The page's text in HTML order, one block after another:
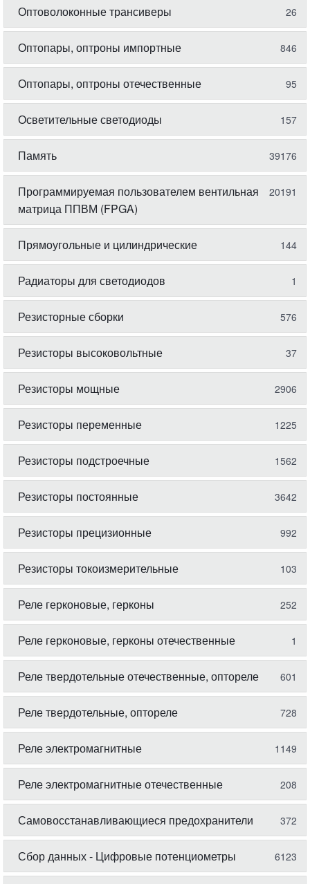
Оптоволоконные трансиверы 26
Оптопары, оптроны импортные 846
Оптопары, оптроны отечественные 95
Осветительные светодиоды 157
Память 39176
Программируемая пользователем вентильная
матрица ППВМ (FPGA)
20191
Прямоугольные и цилиндрические 144
Радиаторы для светодиодов 1
Резисторные сборки 576
Резисторы высоковольтные 37
Резисторы мощные 2906
Резисторы переменные 1225
Резисторы подстроечные 1562
Резисторы постоянные 3642
Резисторы прецизионные 992
Резисторы токоизмерительные 103
Реле герконовые, герконы 252
Реле герконовые, герконы отечественные 1
Реле твердотельные отечественные, оптореле 601
Реле твердотельные, оптореле 728
Реле электромагнитные 1149
Реле электромагнитные отечественные 208
Самовосстанавливающиеся предохранители 372
Сбор данных - Цифровые потенциометры 6123